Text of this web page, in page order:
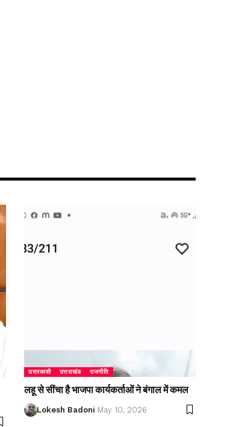
उत्तरकाशी उत्तराखंड राजनीति
लहू से सींचा है भाजपा कार्यकर्ताओं ने बंगाल में कमल
Lokesh Badoni May 10, 2026